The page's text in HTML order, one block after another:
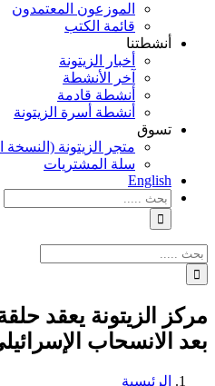
الموزعون المعتمدون
قائمة الكتب
أنشطتنا
أخبار الزيتونة
آخر الأنشطة
أنشطة قادمة
أنشطة أسرة الزيتونة
تسوق
متجر الزيتونة (النسخة
سلة المشتريات
English
نتائج
البحث
بالنسبة
الي
:
نتائج
البحث
بالنسبة
:مركز الزيتونة يعقد
بعد الانسحاب
الرئيسية